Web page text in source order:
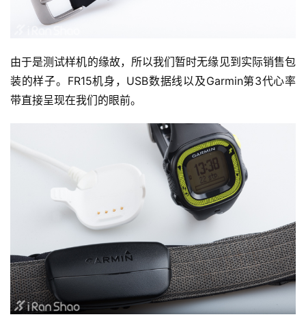
由于是测试样机的缘故，所以我们暂时无缘见到实际销售包
装的样子。FR15机身，USB数据线以及Garmin第3代心率
带直接呈现在我们的眼前。